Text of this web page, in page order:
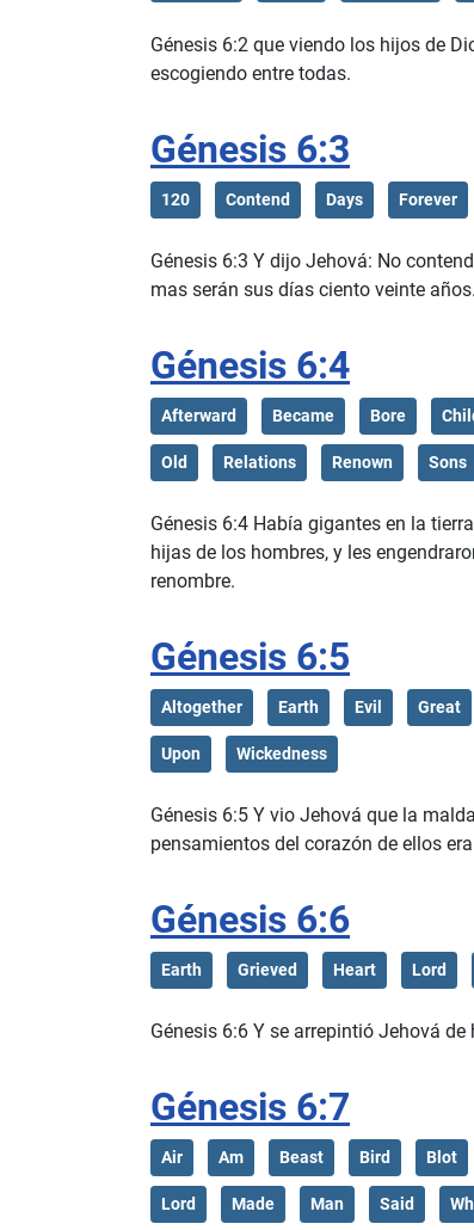
Génesis 6:2 que viendo los hijos de
escogiendo entre todas.
Génesis 6:3
120 Contend Days Forever
Génesis 6:3 Y dijo Jehová: No
mas serán sus días ciento veinte años.
Génesis 6:4
Afterward Became Bore
Old Relations Renown Sons
Génesis 6:4 Había gigantes en la
hijas de los hombres, y les
renombre.
Génesis 6:5
Altogether Earth Evil Great
Upon Wickedness
Génesis 6:5 Y vio Jehová que la
pensamientos del corazón de ellos
Génesis 6:6
Earth Grieved Heart Lord
Génesis 6:6 Y se arrepintió Jehová
Génesis 6:7
Air Am Beast Bird Blot
Lord Made Man Said